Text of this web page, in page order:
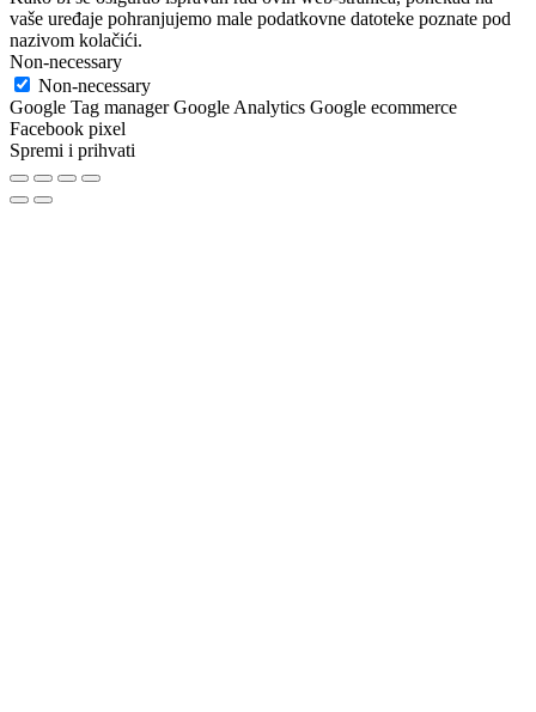
vaše uređaje pohranjujemo male podatkovne datoteke poznate pod
nazivom kolačići.
Non-necessary
Non-necessary
Google Tag manager Google Analytics Google ecommerce
Facebook pixel
Spremi i prihvati